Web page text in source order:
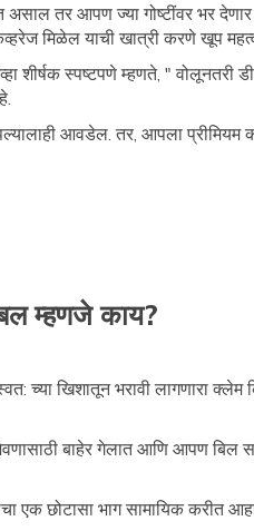
तर आपण ज्या गोष्टींवर भर
मिळेल याची खात्री करणे खूप
शीर्षक स्पष्टपणे म्हणते, "
आवडेल. तर, आपला प्रीमियम
म्हणजे काय?
च्या खिशातून भरावी लागणारा क्लेम
बाहेर गेलात आणि आपण बिल
एक छोटासा भाग सामायिक